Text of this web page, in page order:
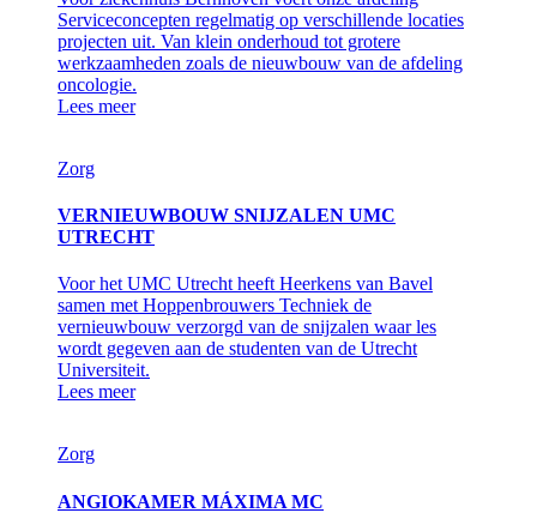
Serviceconcepten regelmatig op verschillende locaties
projecten uit. Van klein onderhoud tot grotere
werkzaamheden zoals de nieuwbouw van de afdeling
oncologie.
Lees meer
Zorg
VERNIEUWBOUW SNIJZALEN UMC
UTRECHT
Voor het UMC Utrecht heeft Heerkens van Bavel
samen met Hoppenbrouwers Techniek de
vernieuwbouw verzorgd van de snijzalen waar les
wordt gegeven aan de studenten van de Utrecht
Universiteit.
Lees meer
Zorg
ANGIOKAMER MÁXIMA MC